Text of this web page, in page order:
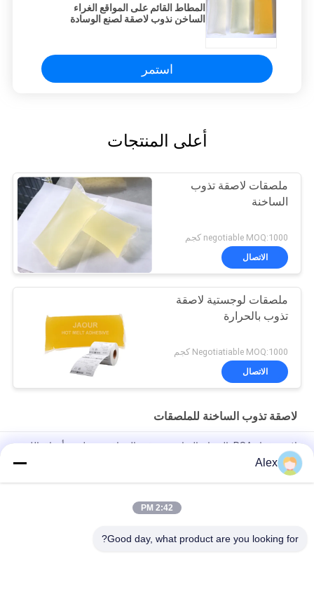
المطاط القائم على المواقع الغراء
الساخن نذوب لاصقة لصنع الوسادة
استمر
أعلى المنتجات
ملصقات لاصقة تذوب
الساخنة
negotiable MOQ:1000 كجم
الاتصال
ملصقات لوجستية لاصقة
تذوب بالحرارة
Negotiatiable MOQ:1000 كجم
الاتصال
لاصقة تذوب الساخنة للملصقات
لاصق غراء PSA بالذوبان الساخن مع قوة التصاق جيدة لصنع أوراق اللثة
الورقية
صمغ ذوبان ساخن لصلب زجاجات الزجاج
Alex
2:42 PM
Good day, what product are you looking for?